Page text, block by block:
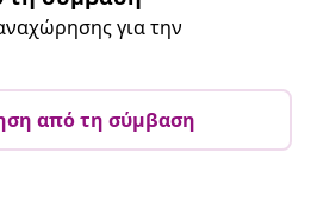
για την
από τη σύμβαση